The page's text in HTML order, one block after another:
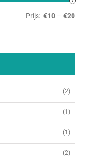
Min.
Max.
Prijs: €10 — €20
(2)
(1)
(1)
(2)